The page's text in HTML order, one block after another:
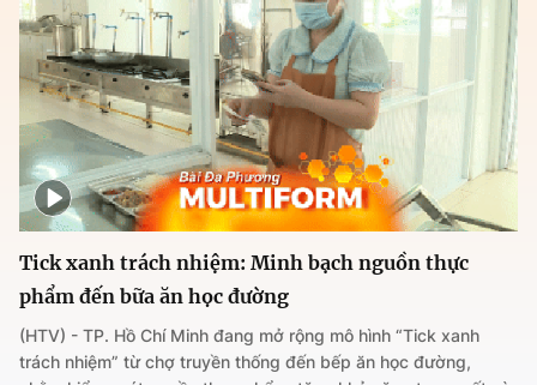
Tick xanh trách nhiệm: Minh bạch nguồn thực
phẩm đến bữa ăn học đường
(HTV) - TP. Hồ Chí Minh đang mở rộng mô hình “Tick xanh
trách nhiệm” từ chợ truyền thống đến bếp ăn học đường,